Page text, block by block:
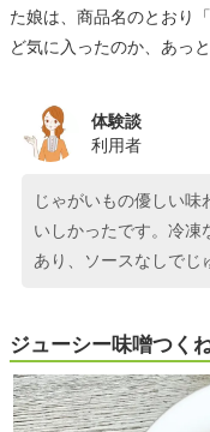
た娘は、商品名のとおり
ど気に入ったのか、あっ
体験談
利用者
じゃがいもの優しい
いしかったです。冷凍
あり、ソースなしでじ
ジューシー味噌つく